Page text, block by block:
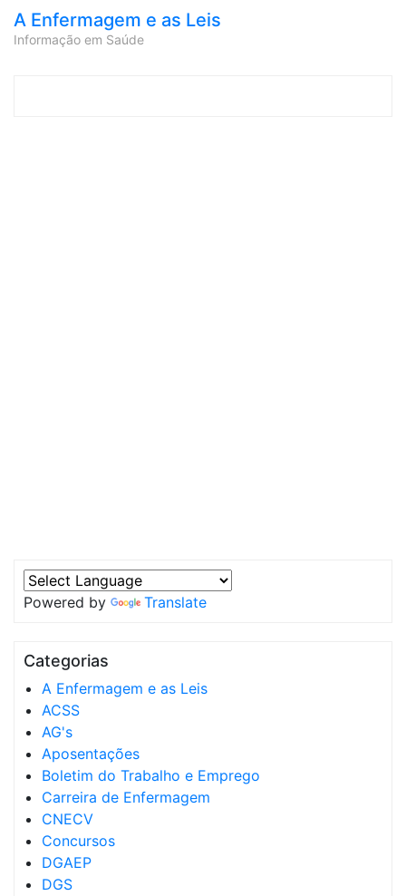
A Enfermagem e as Leis
Informação em Saúde
Powered by Translate
Categorias
A Enfermagem e as Leis
ACSS
AG's
Aposentações
Boletim do Trabalho e Emprego
Carreira de Enfermagem
CNECV
Concursos
DGAEP
DGS